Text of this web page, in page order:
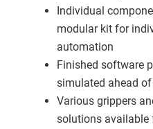
Individual
modular kit for
automation
Finished software
simulated ahead
Various grippers
solutions available